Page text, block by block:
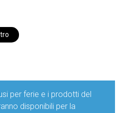
per ferie e i prodotti del
disponibili per la